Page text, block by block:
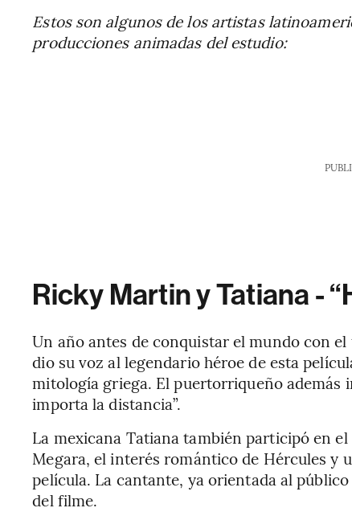
Estos son algunos de los artistas
producciones animadas del estudio:
Ricky Martin y Tatiana -
Un año antes de conquistar el mundo con
dio su voz al legendario héroe de esta
mitología griega. El puertorriqueño
importa la distancia”.
La mexicana Tatiana también participó en
Megara, el interés romántico de Hércules y
película. La cantante, ya orientada al
del filme.